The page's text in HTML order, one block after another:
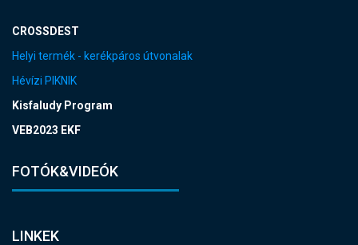
CROSSDEST
Helyi termék - kerékpáros útvonalak
Hévízi PIKNIK
Kisfaludy Program
VEB2023 EKF
FOTÓK&VIDEÓK
LINKEK